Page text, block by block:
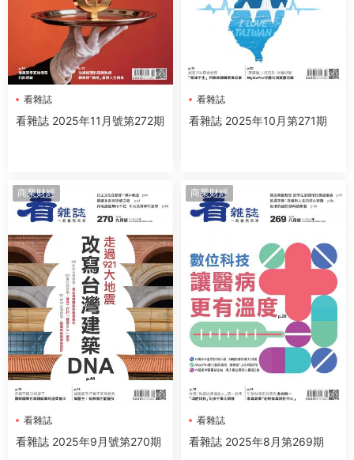
看雜誌
看雜誌 2025年11月號第272期
看雜誌
看雜誌 2025年10月第271期
商業财經
看雜誌
看雜誌 2025年9月號第270期
商業财經
看雜誌
看雜誌 2025年8月第269期